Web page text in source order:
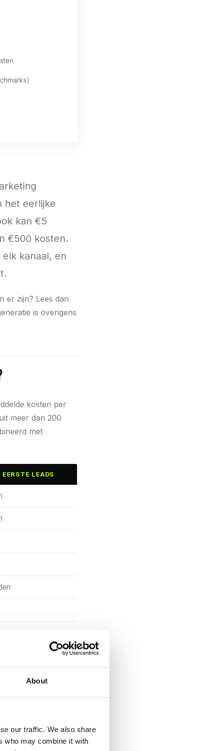
About
our traffic. We also share
who may combine it with
het eerlijke
kan €5
€500 kosten.
kanaal, en
er zijn? Lees dan
is overigens
kosten per
meer dan 200
met
LEADS